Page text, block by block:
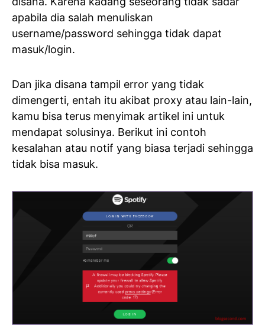
apabila dia salah menuliskan
username/password sehingga tidak dapat
masuk/login.
Dan jika disana tampil error yang tidak
dimengerti, entah itu akibat proxy atau lain-lain,
kamu bisa terus menyimak artikel ini untuk
mendapat solusinya. Berikut ini contoh
kesalahan atau notif yang biasa terjadi sehingga
tidak bisa masuk.